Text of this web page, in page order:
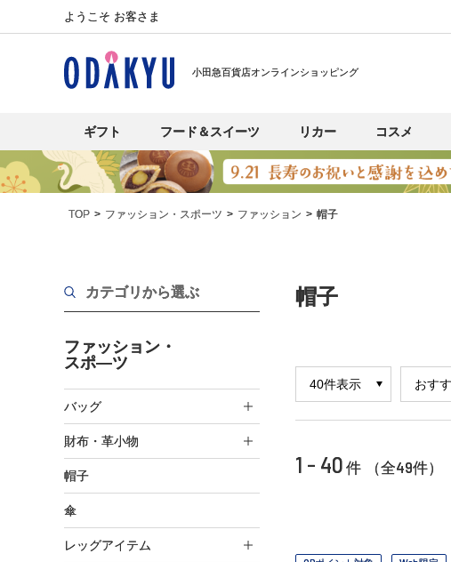
ようこそ お客さま
小田急百貨店オンラインショッピング
ギフト フード＆スイーツ リカー コスメ
TOP ファッション・スポーツ ファッション 帽子
カテゴリから選ぶ
ファッション・
スポ―ツ
バッグ
財布・革小物
帽子
傘
レッグアイテム
帽子
1 - 40 件 （全49件）